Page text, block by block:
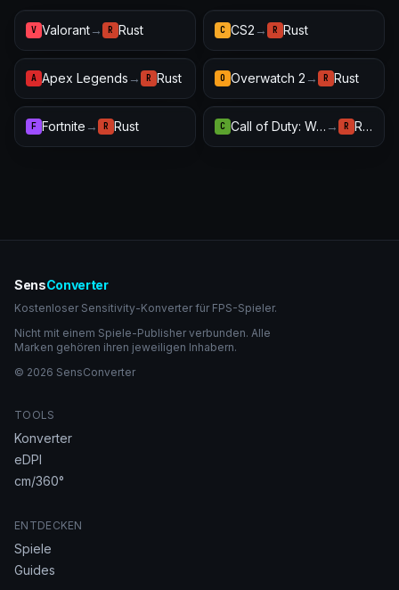
V Valorant→ R Rust C CS2 → R Rust
A Apex Legends → R Rust O Overwatch 2 → R Rust
F Fortnite → R Rust C Call of Duty: Warzone → R Rust
SensConverter
Kostenloser Sensitivity-Konverter für FPS-Spieler.
Nicht mit einem Spiele-Publisher verbunden. Alle
Marken gehören ihren jeweiligen Inhabern.
© 2026 SensConverter
TOOLS
Konverter
eDPI
cm/360°
ENTDECKEN
Spiele
Guides